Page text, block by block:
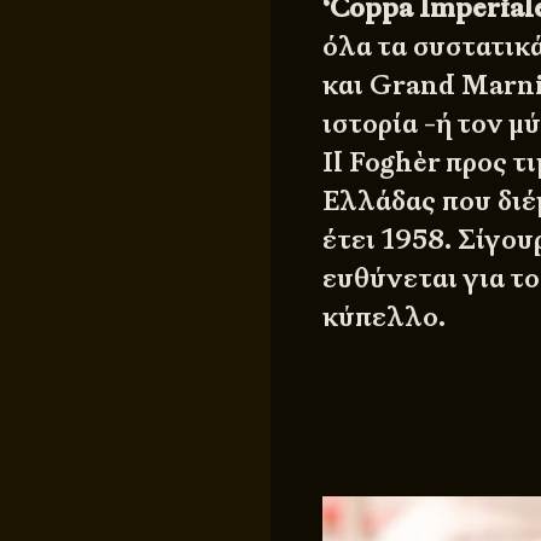
‘Coppa
όλα τα
και Grand
ιστορία -ή τον
Il Foghèr προς
Ελλάδας που
έτει 1958.
ευθύνεται για
κύπελλο.